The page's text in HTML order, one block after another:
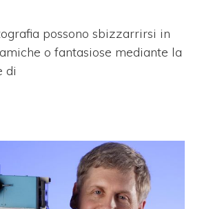
possono sbizzarrirsi in
o fantasiose mediante la
di